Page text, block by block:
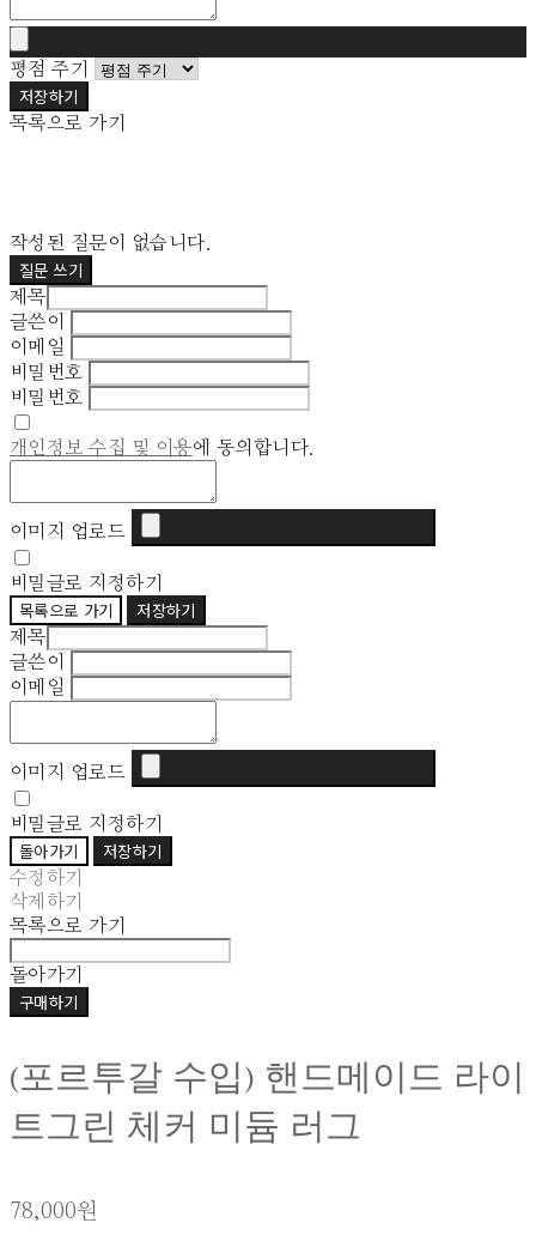
평점 주기
저장하기
목록으로 가기
작성된 질문이 없습니다.
질문 쓰기
제목
글쓴이
이메일
비밀번호
비밀번호
개인정보 수집 및 이용에 동의합니다.
이미지 업로드
비밀글로 지정하기
목록으로 가기 저장하기
제목
글쓴이
이메일
이미지 업로드
비밀글로 지정하기
돌아가기 저장하기
수정하기
삭제하기
목록으로 가기
돌아가기
구매하기
(포르투갈 수입) 핸드메이드 라이
트그린 체커 미듐 러그
78,000원